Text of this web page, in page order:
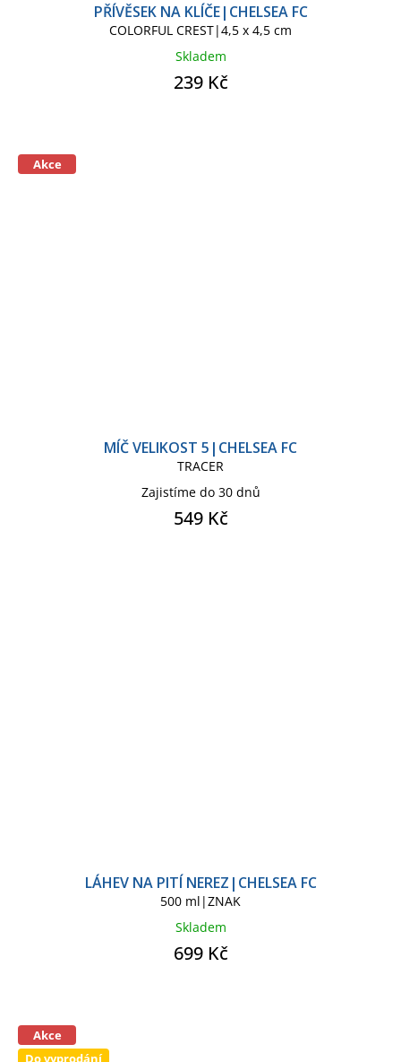
PŘÍVĚSEK NA KLÍČE|CHELSEA FC
COLORFUL CREST|4,5 x 4,5 cm
Skladem
239 Kč
Akce
MÍČ VELIKOST 5|CHELSEA FC
TRACER
Zajistíme do 30 dnů
549 Kč
LÁHEV NA PITÍ NEREZ|CHELSEA FC
500 ml|ZNAK
Skladem
699 Kč
Akce
Do vyprodání